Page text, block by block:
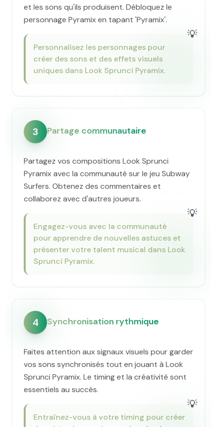
et les sons qu'ils produisent. Débloquez le
personnage Pyramix en tapant 'Pyramix'.
💡
Personnalisez les personnages pour
créer des sons et des effets visuels
uniques dans Look Sprunci Pyramix.
3 Partage communautaire
Partagez vos compositions Look Sprunci
Pyramix avec la communauté sur le jeu Subway
Surfers. Obtenez des commentaires et
collaborez avec d'autres joueurs.
💡
Engagez-vous avec la communauté
pour apprendre de nouvelles astuces et
présenter votre talent musical dans Look
Sprunci Pyramix.
4 Synchronisation rythmique
Faites attention aux signaux visuels pour garder
vos sons synchronisés tout en jouant à Look
Sprunci Pyramix. Le timing et la créativité sont
essentiels au succès.
💡
Entraînez-vous à votre timing pour créer